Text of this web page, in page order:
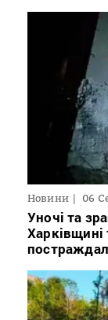
Новини 06
Уночі та
Харківщині